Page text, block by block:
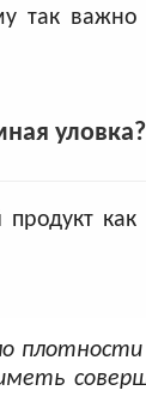
так
уловка?
как
плотности